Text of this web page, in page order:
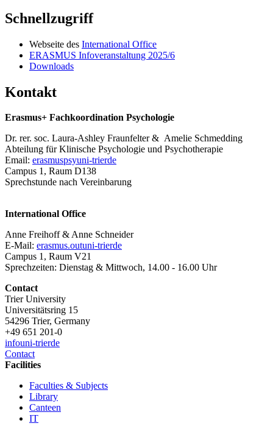
Schnellzugriff
Webseite des International Office
ERASMUS Infoveranstaltung 2025/6
Downloads
Kontakt
Erasmus+ Fachkoordination Psychologie
Dr. rer. soc. Laura-Ashley Fraunfelter & Amelie Schmedding
Abteilung für Klinische Psychologie und Psychotherapie
Email: erasmuspsyuni-trierde
Campus 1, Raum D138
Sprechstunde nach Vereinbarung
International Office
Anne Freihoff & Anne Schneider
E-Mail: erasmus.outuni-trierde
Campus 1, Raum V21
Sprechzeiten: Dienstag & Mittwoch, 14.00 - 16.00 Uhr
Contact
Trier University
Universitätsring 15
54296 Trier, Germany
+49 651 201-0
infouni-trierde
Contact
Facilities
Faculties & Subjects
Library
Canteen
IT